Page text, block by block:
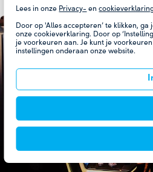
Lees in onze Privacy- en
Door op 'Alles accepteren’ te klikken,
onze cookieverklaring. Door op
je voorkeuren aan. Je kunt je
instellingen onderaan onze website.